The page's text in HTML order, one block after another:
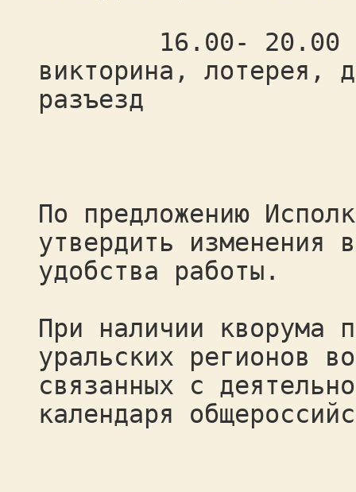
16.00- 20.00
викторина, лотерея,
разъезд
По предложению
утвердить изменения
удобства работы.
При наличии кворума
уральских регионов
связанных с
календаря